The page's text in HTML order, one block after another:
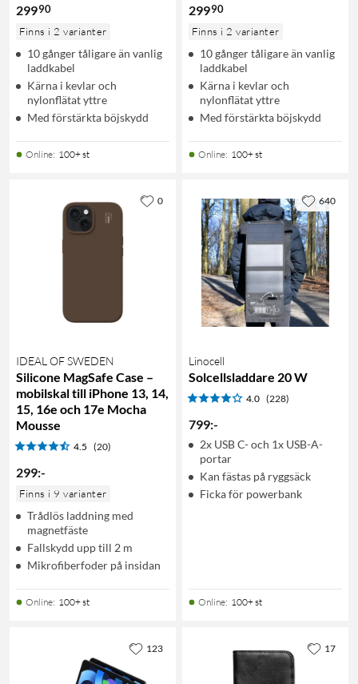
29990
Finns i 2 varianter
10 gånger tåligare än vanlig
laddkabel
Kärna i kevlar och
nylonflätat yttre
Med förstärkta böjskydd
Online: 100+ st
29990
Finns i 2 varianter
10 gånger tåligare än vanlig
laddkabel
Kärna i kevlar och
nylonflätat yttre
Med förstärkta böjskydd
Online: 100+ st
IDEAL OF SWEDEN
Silicone MagSafe Case –
mobilskal till iPhone 13, 14,
15, 16e och 17e Mocha
Mousse
4.5 (20)
299:-
Finns i 9 varianter
Trådlös laddning med
magnetfäste
Fallskydd upp till 2 m
Mikrofiberfoder på insidan
Online: 100+ st
0
Linocell
Solcellsladdare 20 W
4.0 (228)
799:-
2x USB C- och 1x USB-A-
portar
Kan fästas på ryggsäck
Ficka för powerbank
Online: 100+ st
640
123 17